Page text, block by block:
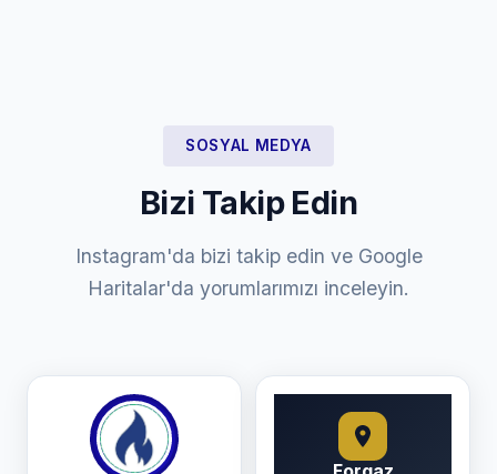
SOSYAL MEDYA
Bizi Takip Edin
Instagram'da bizi takip edin ve Google
Haritalar'da yorumlarımızı inceleyin.